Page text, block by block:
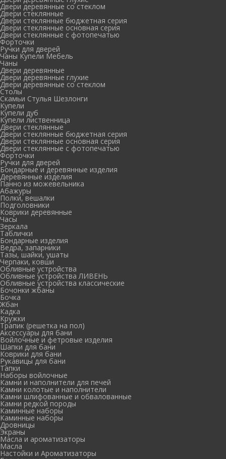
Двери деревянные со стеклом
Двери стеклянные
Двери стеклянные бюджетная серия
Двери стеклянные основная серия
Двери стеклянные с фотопечатью
Форточки
Ручки для дверей
Чаны Купели Мебель
Чаны
Двери деревянные
Двери деревянные глухие
Двери деревянные со стеклом
Столы
Скамьи Стулья Шезлонги
Купели
Купели дуб
Купели лиственница
Двери стеклянные
Двери стеклянные бюджетная серия
Двери стеклянные основная серия
Двери стеклянные с фотопечатью
Форточки
Ручки для дверей
Бондарные и деревянные изделия
Деревянные изделия
Панно из можевельника
Абажуры
Полки, вешалки
Подголовники
Коврики деревянные
Часы
Зеркала
Таблички
Бондарные изделия
Ведра, запарники
Тазы, шайки, ушаты
Черпаки, ковши
Обливные устройства
Обливные устройства ЛИВЕНЬ
Обливные устройства классические
Бочонки жбаны
Бочка
Жбан
Кадка
Кружки
Трапик (решетка на пол)
Аксессуары для бани
Войлочные и фетровые изделия
Шапки для бани
Коврики для бани
Рукавицы для бани
Тапки
Наборы войлочные
Камни и наполнители для печей
Камни колотые и наполнители
Камни шлифованные и обвалованные
Камни редкой породы
Каминные наборы
Каминные наборы
Дровницы
Экраны
Масла и ароматизаторы
Масла
Настойки и Ароматизаторы